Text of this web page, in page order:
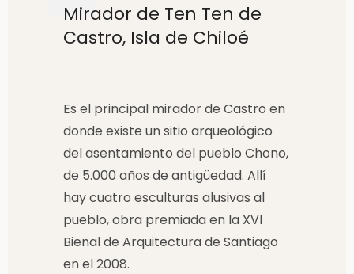
Mirador de Ten Ten de
Castro, Isla de Chiloé
Es el principal mirador de Castro en
donde existe un sitio arqueológico
del asentamiento del pueblo Chono,
de 5.000 años de antigüedad. Allí
hay cuatro esculturas alusivas al
pueblo, obra premiada en la XVI
Bienal de Arquitectura de Santiago
en el 2008.